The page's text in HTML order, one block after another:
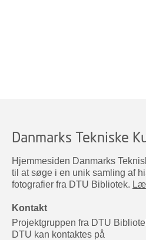
Danmarks Tekniske
Hjemmesiden Danmarks
til at søge i en unik samling af
fotografier fra DTU Bibliotek.
Kontakt
Projektgruppen fra DTU
DTU kan kontaktes på